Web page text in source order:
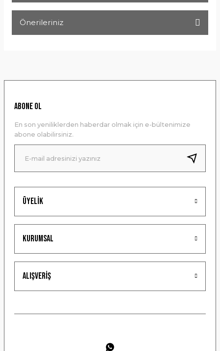
Önerileriniz
Ürün resmi kalitesiz, bozuk veya görüntülenemiyor.
Ürün bilgilerinde hatalar bulunuyor.
Ürün fiyatı diğer sitelerden daha pahalı.
Bu ürüne benzer farklı alternatifler olmalı.
Gönder
Üyelik
Kurumsal
Alışveriş
ABONE OL
En son yeniliklerden haberdar olmak için e-bültenimize
abone olabilirsiniz.